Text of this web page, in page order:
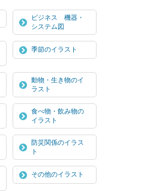
ビジネス 機器・
システム図
季節のイラスト
動物・生き物のイ
ラスト
食べ物・飲み物の
イラスト
防災関係のイラス
ト
その他のイラスト